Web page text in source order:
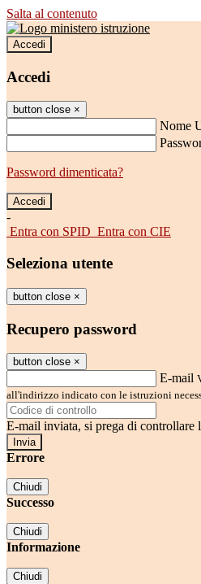
Salta al contenuto
Accedi
Accedi
button close ×
Nome
Password dimenticata?
-
Entra con SPID Entra con CIE
Seleziona utente
button close ×
Recupero password
button close ×
E-mail
all'indirizzo indicato con le istruzioni
E-mail inviata, si prega di controllare
Errore
Chiudi
Successo
Chiudi
Informazione
Chiudi